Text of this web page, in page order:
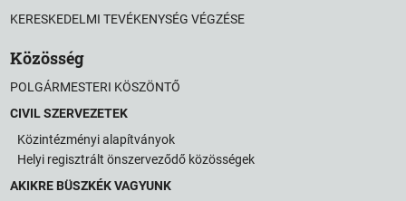
KERESKEDELMI TEVÉKENYSÉG VÉGZÉSE
Közösség
POLGÁRMESTERI KÖSZÖNTŐ
CIVIL SZERVEZETEK
Közintézményi alapítványok
Helyi regisztrált önszerveződő közösségek
AKIKRE BÜSZKÉK VAGYUNK